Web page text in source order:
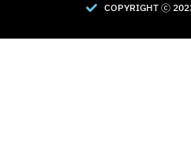
COPYRIGHT Ⓒ